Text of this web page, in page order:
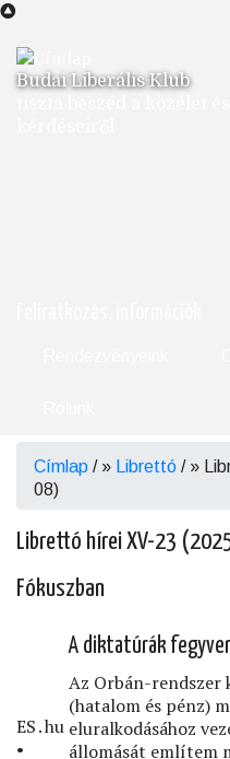
Ugrás
tartalomra
Budai Liberális Klub
Morzsa
Címlap / Librettó /
08)
Librettó hírei XV-23
Fókuszban
ES․hu
•
A diktatúrák
Az Orbán-rendszer
(hatalom és pénz)
eluralkodásához
állomását említem